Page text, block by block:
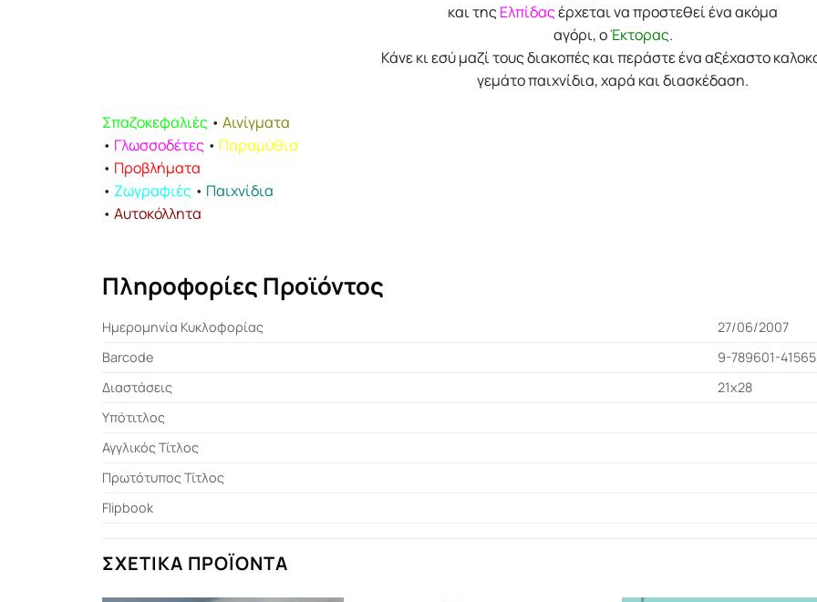
και τηςΕλπίδαςέρχεται να προστεθεί ένα ακόμα
αγόρι, οΈκτορας.
Κάνε κι εσύ μαζί τους διακοπές και περάστε ένα αξέχαστο
γεμάτο παιχνίδια, χαρά και διασκέδαση.
Σπαζοκεφαλιές • Αινίγματα
• Γλωσσοδέτες • Παραμύθια
• Προβλήματα
• Ζωγραφιές • Παιχνίδια
• Αυτοκόλλητα
Πληροφορίες Προϊόντος
Ημερομηνία Κυκλοφορίας
27/06/2007
Barcode
9-789601-
Διαστάσεις
21x28
Υπότιτλος
Αγγλικός Τίτλος
Πρωτότυπος Τίτλος
Flipbook
ΣΧΕΤΙΚΆ ΠΡΟΪΌΝΤΑ